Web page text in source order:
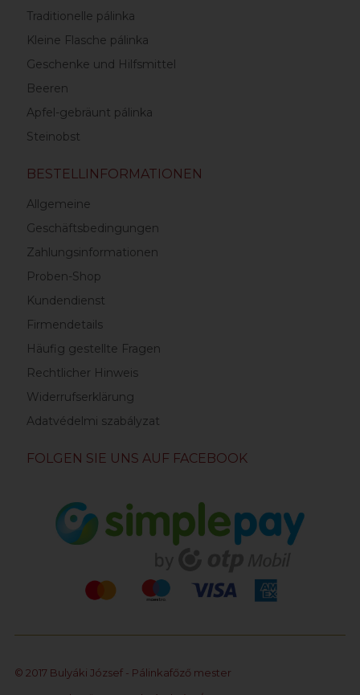
Traditionelle pálinka
Kleine Flasche pálinka
Geschenke und Hilfsmittel
Beeren
Apfel-gebräunt pálinka
Steinobst
BESTELLINFORMATIONEN
Allgemeine
Geschäftsbedingungen
Zahlungsinformationen
Proben-Shop
Kundendienst
Firmendetails
Häufig gestellte Fragen
Rechtlicher Hinweis
Widerrufserklärung
Adatvédelmi szabályzat
FOLGEN SIE UNS AUF FACEBOOK
© 2017 Bulyáki József - Pálinkafőző mester